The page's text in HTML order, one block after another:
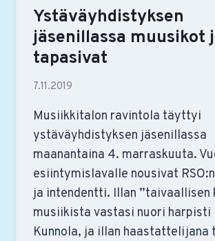
Ystäväyhdistyksen
jäsenillassa muusikot
tapasivat
7.11.2019
Musiikkitalon ravintola täyttyi
ystäväyhdistyksen jäsenillassa
maanantaina 4. marraskuuta.
esiintymislavalle nousivat
ja intendentti. Illan ”taivaallisen
musiikista vastasi nuori harpisti
Kunnola, ja illan haastattelijana